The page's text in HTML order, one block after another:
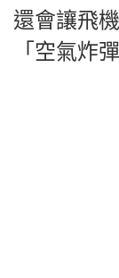
還會讓飛
「空氣炸